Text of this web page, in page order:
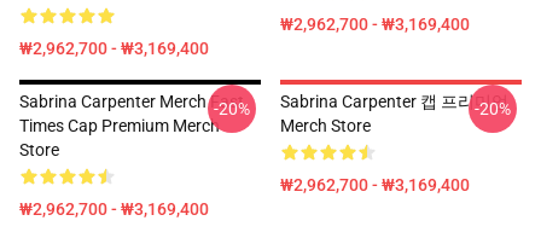
₩2,962,700 - ₩3,169,400
₩2,962,700 - ₩3,169,400
Sabrina Carpenter Merch Fast
Times Cap Premium Merch
Store
₩2,962,700 - ₩3,169,400
-20%
Sabrina Carpenter 캡 프리미엄
Merch Store
₩2,962,700 - ₩3,169,400
-20%